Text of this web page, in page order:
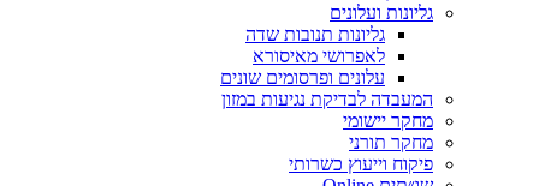
גליונות ועלונים
גליונות תנובות שדה
לאפרושי מאיסורא
עלונים ופרסומים שונים
המעבדה לבדיקת נגיעות במזון
מחקר יישומי
מחקר תורני
פיקוח וייעוץ כשרותי